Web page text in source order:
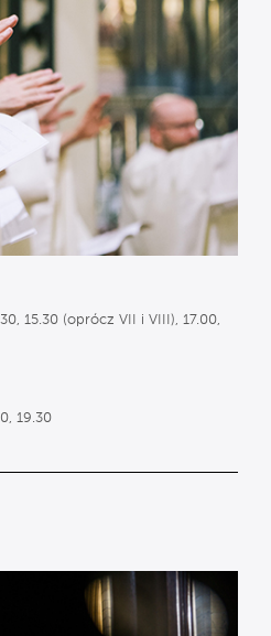
15.30 (oprócz VII i VIII), 17.00,
19.30